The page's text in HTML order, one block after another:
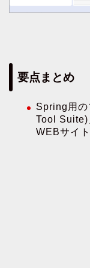
要点まとめ
Spring用
Tool Suite)
WEBサイ